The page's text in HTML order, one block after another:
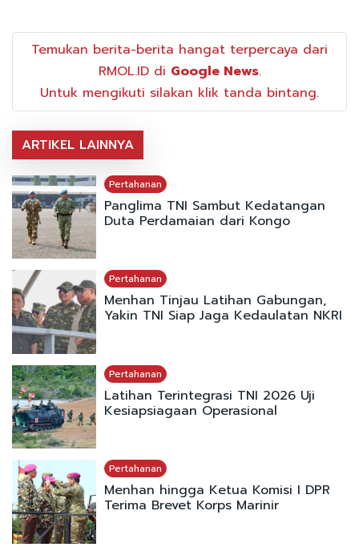
Temukan berita-berita hangat terpercaya dari
RMOL.ID di Google News.
Untuk mengikuti silakan klik tanda bintang.
ARTIKEL LAINNYA
Pertahanan
Panglima TNI Sambut Kedatangan
Duta Perdamaian dari Kongo
Pertahanan
Menhan Tinjau Latihan Gabungan,
Yakin TNI Siap Jaga Kedaulatan NKRI
Pertahanan
Latihan Terintegrasi TNI 2026 Uji
Kesiapsiagaan Operasional
Pertahanan
Menhan hingga Ketua Komisi I DPR
Terima Brevet Korps Marinir